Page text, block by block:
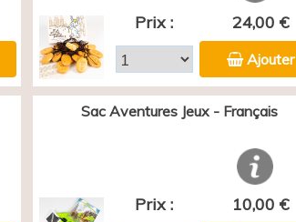
Prix : 24,00 €
Ajouter
Sac Aventures Jeux - Français
Prix : 10,00 €